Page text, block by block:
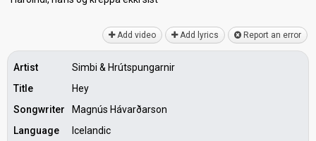
Add video Add lyrics Report an error
Artist
Simbi & Hrútspungarnir
Title
Hey
Songwriter
Magnús Hávarðarson
Language
Icelandic